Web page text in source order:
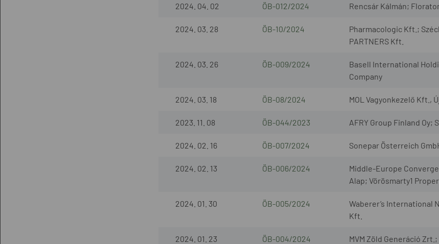
2024. 04. 02 ÖB-012/2024 Rencsár Kálmán;
2024. 03. 28 ÖB-10/2024
Pharmacologic Kft.;
PARTNERS Kft.
2024. 03. 26 ÖB-009/2024
Basell International
Company
2024. 03. 18 ÖB-08/2024 MOL Vagyonkezelő Kft.,
2023. 11. 08 ÖB-044/2023 AFRY Group Finland Oy;
2024. 02. 16 ÖB-007/2024 Sonepar Österreich
2024. 02. 13 ÖB-006/2024
Middle-Europe
Alap; Vörösmarty1
2024. 01. 30 ÖB-005/2024
Waberer’s International
Kft.
2024. 01. 23 ÖB-004/2024 MVM Zöld Generáció